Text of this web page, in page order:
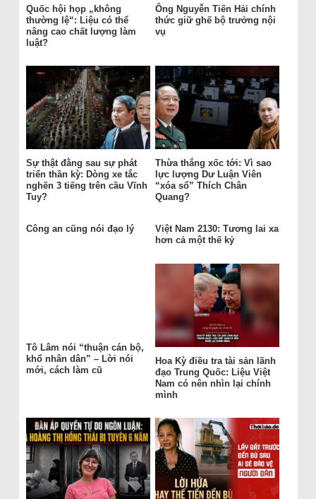
Quốc hội họp „không
thường lệ“: Liệu có thể
nâng cao chất lượng làm
luật?
Ông Nguyễn Tiến Hải chính
thức giữ ghế bộ trưởng nội
vụ
Sự thật đằng sau sự phát
triển thần kỳ: Dòng xe tắc
nghẽn 3 tiếng trên cầu Vĩnh
Tuy?
Thừa thắng xốc tới: Vì sao
lực lượng Dư Luận Viên
“xóa sổ” Thích Chân
Quang?
Công an cũng nói đạo lý
Việt Nam 2130: Tương lai xa
hơn cả một thế kỷ
Tô Lâm nói “thuận cán bộ,
khổ nhân dân” – Lời nói
mới, cách làm cũ
Hoa Kỳ điều tra tài sản lãnh
đạo Trung Quốc: Liệu Việt
Nam có nên nhìn lại chính
mình